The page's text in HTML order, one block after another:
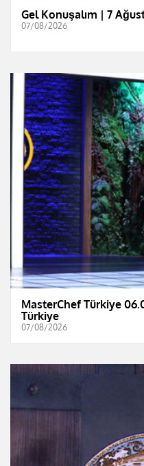
Gel Konuşalım | 7
07/08/2026
MasterChef Türkiye
Türkiye
07/08/2026